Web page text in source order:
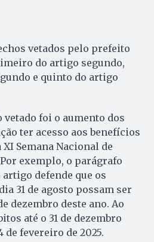
vetados pelo prefeito
do artigo segundo,
e quinto do artigo
foi o aumento dos
ter acesso aos benefícios
Semana Nacional de
exemplo, o parágrafo
defende que os
31 de agosto possam ser
dezembro deste ano. Ao
até o 31 de dezembro
de fevereiro de 2025.